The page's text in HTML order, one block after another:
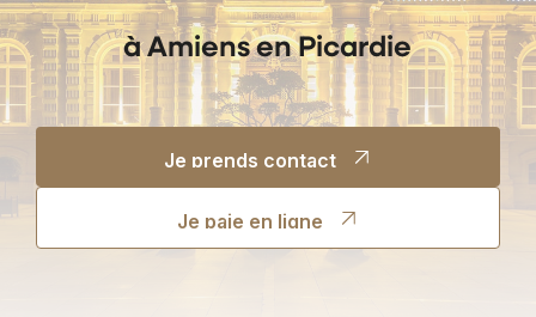
à Amiens en Picardie
Je prends contact
Je prends contact
Je paie en ligne
Je paie en ligne